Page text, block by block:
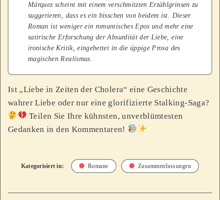
Márquez scheint mit einem verschmitzten Erzählgrinsen zu
suggerieren, dass es ein bisschen von beidem ist. Dieser
Roman ist weniger ein romantisches Epos und mehr eine
satirische Erforschung der Absurdität der Liebe, eine
ironische Kritik, eingebettet in die üppige Prosa des
magischen Realismus.
Ist „Liebe in Zeiten der Cholera“ eine Geschichte
wahrer Liebe oder nur eine glorifizierte Stalking-Saga?
Teilen Sie Ihre kühnsten, unverblümtesten
Gedanken in den Kommentaren!
Kategorisiert in: Romane Zusammenfassungen